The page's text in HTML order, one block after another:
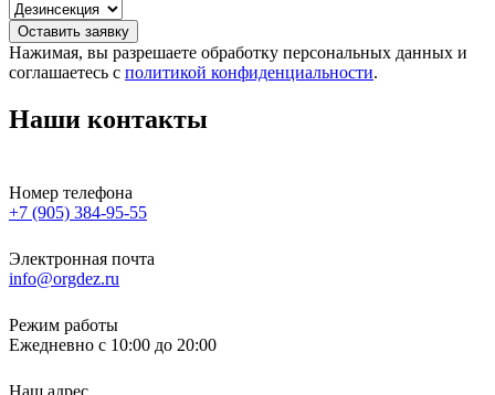
Оставить заявку
Нажимая, вы разрешаете обработку персональных данных и
соглашаетесь с политикой конфиденциальности.
Наши контакты
Номер телефона
+7 (905) 384-95-55
Электронная почта
info@orgdez.ru
Режим работы
Ежедневно с 10:00 до 20:00
Наш адрес